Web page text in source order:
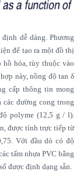
dễ dàng. Phương
để tạo ra một đồ thị
hồ hóa, tùy thuộc vào
này, nồng độ tan δ
cấp thông tin mong
đường cong trong
polyme (12,5 g / l).
được tính trực tiếp từ
Với đầu dò có độ
tấm nhựa PVC bằng
được định dạng sẵn.